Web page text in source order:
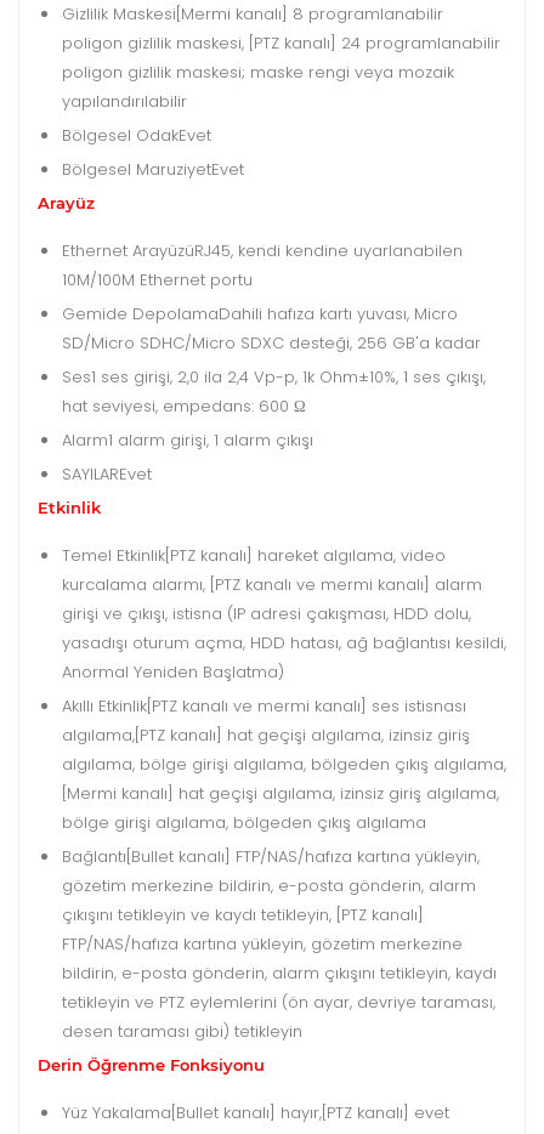
Gizlilik Maskesi[Mermi kanalı] 8 programlanabilir
poligon gizlilik maskesi, [PTZ kanalı] 24 programlanabilir
poligon gizlilik maskesi; maske rengi veya mozaik
yapılandırılabilir
Bölgesel OdakEvet
Bölgesel MaruziyetEvet
Arayüz
Ethernet ArayüzüRJ45, kendi kendine uyarlanabilen
10M/100M Ethernet portu
Gemide DepolamaDahili hafıza kartı yuvası, Micro
SD/Micro SDHC/Micro SDXC desteği, 256 GB'a kadar
Ses1 ses girişi, 2,0 ila 2,4 Vp-p, 1k Ohm±10%, 1 ses çıkışı,
hat seviyesi, empedans: 600 Ω
Alarm1 alarm girişi, 1 alarm çıkışı
SAYILAREvet
Etkinlik
Temel Etkinlik[PTZ kanalı] hareket algılama, video
kurcalama alarmı, [PTZ kanalı ve mermi kanalı] alarm
girişi ve çıkışı, istisna (IP adresi çakışması, HDD dolu,
yasadışı oturum açma, HDD hatası, ağ bağlantısı kesildi,
Anormal Yeniden Başlatma)
Akıllı Etkinlik[PTZ kanalı ve mermi kanalı] ses istisnası
algılama,[PTZ kanalı] hat geçişi algılama, izinsiz giriş
algılama, bölge girişi algılama, bölgeden çıkış algılama,
[Mermi kanalı] hat geçişi algılama, izinsiz giriş algılama,
bölge girişi algılama, bölgeden çıkış algılama
Bağlantı[Bullet kanalı] FTP/NAS/hafıza kartına yükleyin,
gözetim merkezine bildirin, e-posta gönderin, alarm
çıkışını tetikleyin ve kaydı tetikleyin, [PTZ kanalı]
FTP/NAS/hafıza kartına yükleyin, gözetim merkezine
bildirin, e-posta gönderin, alarm çıkışını tetikleyin, kaydı
tetikleyin ve PTZ eylemlerini (ön ayar, devriye taraması,
desen taraması gibi) tetikleyin
Derin Öğrenme Fonksiyonu
Yüz Yakalama[Bullet kanalı] hayır,[PTZ kanalı] evet